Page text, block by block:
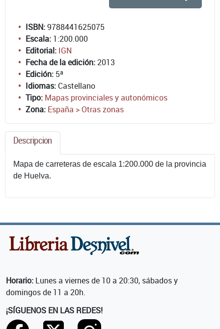
ISBN:9788441625075
Escala: 1:200.000
Editorial: IGN
Fecha de la edición:2013
Edición: 5ª
Idiomas: Castellano
Tipo: Mapas provinciales y autonómicos
Zona: España > Otras zonas
Descripcion
Mapa de carreteras de escala 1:200.000 de la provincia
de Huelva.
Horario: Lunes a viernes de 10 a 20:30, sábados y
domingos de 11 a 20h.
¡SÍGUENOS EN LAS REDES!